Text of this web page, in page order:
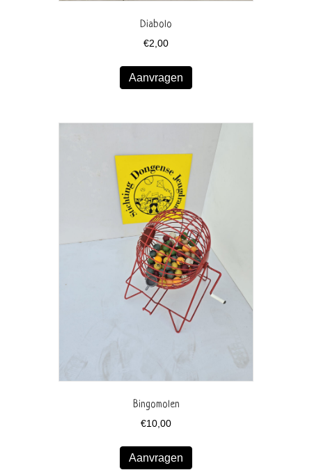
Diabolo
€2,00
Aanvragen
Bingomolen
€10,00
Aanvragen